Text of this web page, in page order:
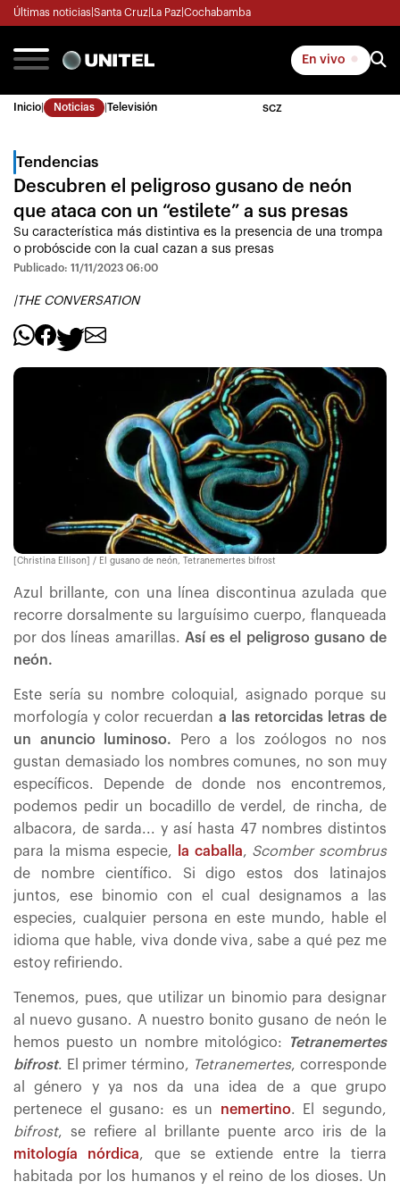
Últimas noticias Santa Cruz La Paz Cochabamba
En vivo
Inicio Noticias Televisión SCZ
Tendencias
Descubren el peligroso gusano de neón
que ataca con un “estilete” a sus presas
Su característica más distintiva es la presencia de una trompa
o probóscide con la cual cazan a sus presas
Publicado: 11/11/2023 06:00
|THE CONVERSATION
[Christina Ellison] / El gusano de neón, Tetranemertes bifrost
Azul brillante, con una línea discontinua azulada que
recorre dorsalmente su larguísimo cuerpo, flanqueada
por dos líneas amarillas. Así es el peligroso gusano de
neón.
Este sería su nombre coloquial, asignado porque su
morfología y color recuerdan a las retorcidas letras de
un anuncio luminoso. Pero a los zoólogos no nos
gustan demasiado los nombres comunes, no son muy
específicos. Depende de donde nos encontremos,
podemos pedir un bocadillo de verdel, de rincha, de
albacora, de sarda... y así hasta 47 nombres distintos
para la misma especie,
la caballa, Scomber scombrus
de nombre científico. Si digo estos dos latinajos
juntos, ese binomio con el cual designamos a las
especies, cualquier persona en este mundo, hable el
idioma que hable, viva donde viva, sabe a qué pez me
estoy refiriendo.
Tenemos, pues, que utilizar un binomio para designar
al nuevo gusano. A nuestro bonito gusano de neón le
hemos puesto un nombre mitológico:
Tetranemertes
bifrost. El primer término, Tetranemertes, corresponde
al género y ya nos da una idea de a que grupo
pertenece el gusano: es un nemertino. El segundo,
bifrost, se refiere al brillante puente arco iris de la
mitología nórdica, que se extiende entre la tierra
habitada por los humanos y el reino de los dioses. Un